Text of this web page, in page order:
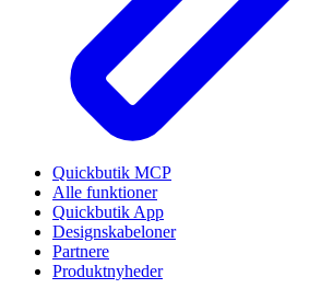
Quickbutik MCP
Alle funktioner
Quickbutik App
Designskabeloner
Partnere
Produktnyheder